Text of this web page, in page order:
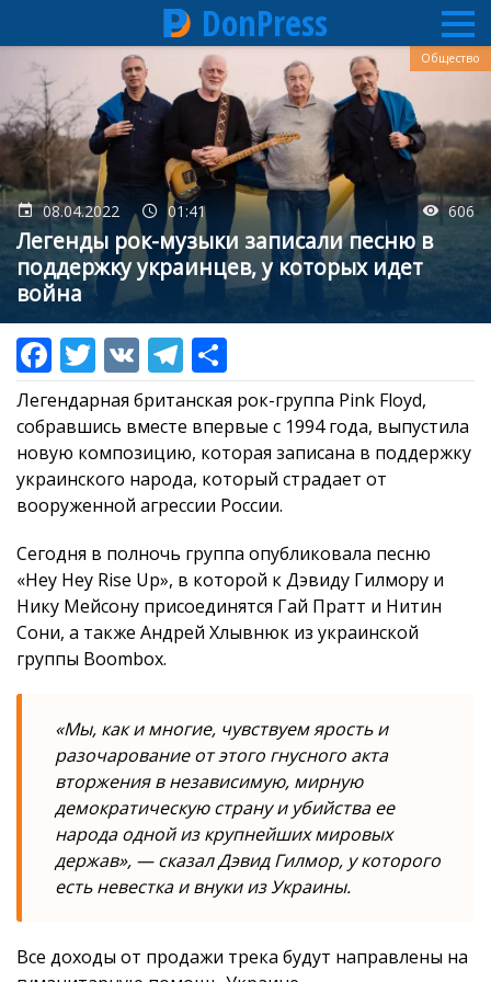
Перейти
основному
содержанию
DonPress
08.04.2022 01:41 606
Легенды рок-музыки записали песню в
поддержку украинцев, у которых идет
война
Общество
Легендарная британская рок-группа Pink Floyd,
собравшись вместе впервые с 1994 года, выпустила
новую композицию, которая записана в поддержку
украинского народа, который страдает от
вооруженной агрессии России.
Сегодня в полночь группа опубликовала песню
«Hey Hey Rise Up», в которой к Дэвиду Гилмору и
Нику Мейсону присоединятся Гай Пратт и Нитин
Сони, а также Андрей Хлывнюк из украинской
группы Boombox.
«Мы, как и многие, чувствуем ярость и
разочарование от этого гнусного акта
вторжения в независимую, мирную
демократическую страну и убийства ее
народа одной из крупнейших мировых
держав», — сказал Дэвид Гилмор, у которого
есть невестка и внуки из Украины.
Все доходы от продажи трека будут направлены на